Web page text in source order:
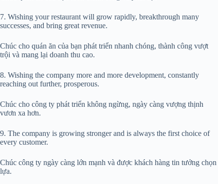
7. Wishing your restaurant will grow rapidly, breakthrough many
successes, and bring great revenue.
Chúc cho quán ăn của bạn phát triển nhanh chóng, thành công vượt
trội và mang lại doanh thu cao.
8. Wishing the company more and more development, constantly
reaching out further, prosperous.
Chúc cho công ty phát triển không ngừng, ngày càng vượng thịnh
vươn xa hơn.
9. The company is growing stronger and is always the first choice of
every customer.
Chúc công ty ngày càng lớn mạnh và được khách hàng tin tưởng chọn
lựa.